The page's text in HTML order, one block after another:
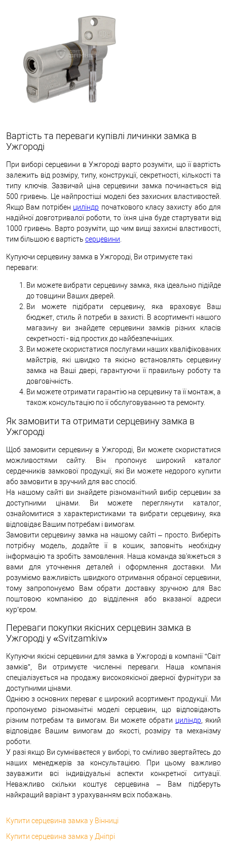
Вартість та переваги купівлі личинки замка в
Ужгороді
При виборі серцевини в Ужгороді варто розуміти, що її вартість
залежить від розміру, типу, конструкції, секретності, кількості та
типу ключів. Зазвичай ціна серцевини замка починається від
500 гривень. Це найпростіші моделі без захисних властивостей.
Якщо Вам потрібен циліндр початкового класу захисту або для
надійної довготривалої роботи, то їхня ціна буде стартувати від
1000 гривень. Варто розуміти, що чим вищі захисні властивості,
тим більшою є вартість серцевини
Купуючи серцевину замка в Ужгороді, Ви отримуєте такі
переваги:
Ви можете вибрати серцевину замка, яка ідеально підійде
до товщини Ваших дверей.
Ви можете підібрати серцевину, яка враховує Ваш
бюджет, стиль й потреби в захисті. В асортименті нашого
магазину ви знайдете серцевини замків різних класів
секретності - від простих до найбезпечніших.
Ви можете скористатися послугами наших кваліфікованих
майстрів, які швидко та якісно встановлять серцевину
замка на Ваші двері, гарантуючи її правильну роботу та
довговічність.
Ви можете отримати гарантію на серцевину та її монтаж, а
також консультацію по її обслуговуванню та ремонту.
Як замовити та отримати серцевину замка в
Ужгороді
Щоб замовити серцевину в Ужгороді, Ви можете скористатися
можливостями сайту. Він пропонує широкий каталог
сердечників замкової продукції, які Ви можете недорого купити
або замовити в зручний для вас спосіб.
На нашому сайті ви знайдете різноманітний вибір серцевин за
доступними цінами. Ви можете переглянути каталог,
ознайомитися з характеристиками та вибрати серцевину, яка
відповідає Вашим потребам і вимогам.
Замовити серцевину замка на нашому сайті – просто. Виберіть
потрібну модель, додайте її в кошик, заповніть необхідну
інформацію та зробіть замовлення. Наша команда зв'яжеться з
вами для уточнення деталей і оформлення доставки. Ми
розуміємо важливість швидкого отримання обраної серцевини,
тому запропонуємо Вам обрати доставку зручною для Вас
поштовою компанією до відділення або вказаної адреси
кур’єром.
Переваги покупки якісних серцевин замка в
Ужгороді у «Svitzamkiv»
Купуючи якісні серцевини для замка в Ужгороді в компанії “Світ
замків”, Ви отримуєте численні переваги. Наша компанія
спеціалізується на продажу високоякісної дверної фурнітури за
доступними цінами.
Однією з основних переваг є широкий асортимент продукції. Ми
пропонуємо різноманітні моделі серцевин, що відповідають
різним потребам та вимогам. Ви можете обрати циліндр, який
відповідає Вашим вимогам до якості, розміру та механізму
роботи.
У разі якщо Ви сумніваєтеся у виборі, то сміливо звертайтесь до
наших менеджерів за консультацією. При цьому важливо
зауважити всі індивідуальні аспекти конкретної ситуації.
Неважливо скільки коштує серцевина – Вам підберуть
найкращий варіант з урахуванням всіх побажань.
Купити серцевина замка у Вінниці
Купити серцевина замка у Дніпрі